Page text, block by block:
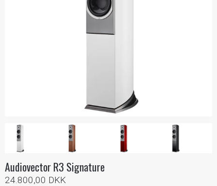
Audiovector R3 Signature
24.800,00 DKK